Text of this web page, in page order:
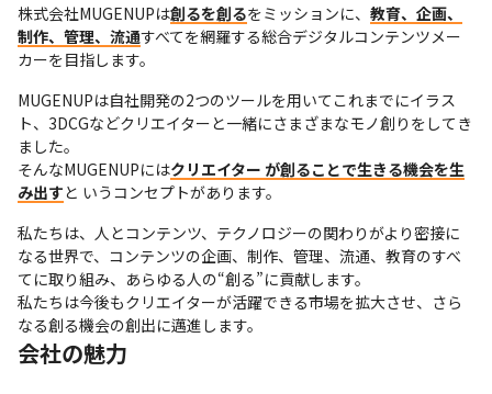
株式会社MUGENUPは創るを創るをミッションに、 教育、企画、
制作、管理、流通すべてを網羅する総合デジタルコンテンツメー
カーを目指します。
MUGENUPは自社開発の2つのツールを用いてこれまでにイラス
ト、3DCGなどクリエイターと一緒にさまざまなモノ創りをしてき
ました。
そんなMUGENUPにはクリエイター が創ることで生きる機会を生
み出すと いうコンセプトがあります。
私たちは、人とコンテンツ、テクノロジーの関わりがより密接に
なる世界で、コンテンツの企画、制作、管理、流通、教育のすべ
てに取り組み、あらゆる人の“創る”に貢献します。
私たちは今後もクリエイターが活躍できる市場を拡大させ、さら
なる創る機会の創出に邁進します。
会社の魅力